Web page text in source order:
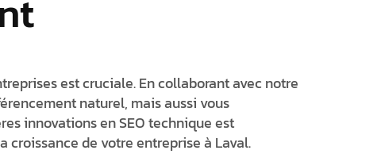
est cruciale. En collaborant avec notre
naturel, mais aussi vous
innovations en SEO technique est
de votre entreprise à Laval.